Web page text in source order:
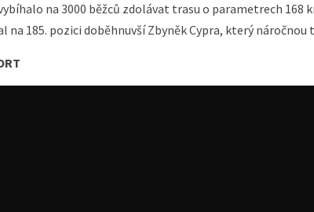
na 3000 běžců zdolávat trasu o parametrech 168
na 185. pozici doběhnuvší Zbyněk Cypra, který náročnou